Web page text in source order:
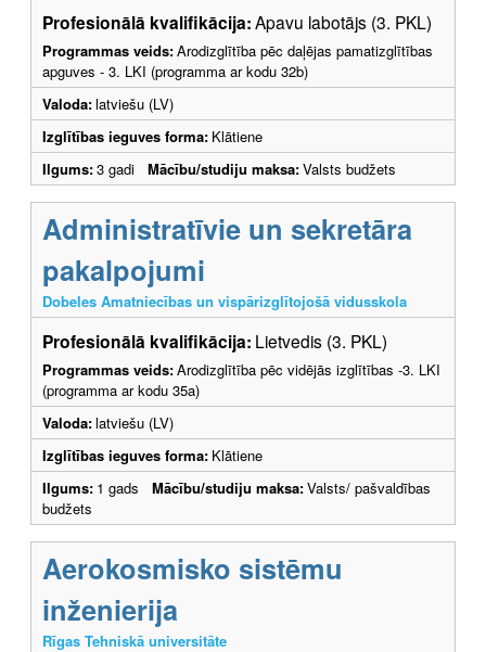
Profesionālā kvalifikācija:Apavu labotājs (3. PKL)
Programmas veids:Arodizglītība pēc daļējas pamatizglītības
apguves - 3. LKI (programma ar kodu 32b)
Valoda:latviešu (LV)
Izglītības ieguves forma: Klātiene
Ilgums:3 gadi Mācību/studiju maksa:Valsts budžets
Administratīvie un sekretāra
pakalpojumi
Dobeles Amatniecības un vispārizglītojošā vidusskola
Profesionālā kvalifikācija: Lietvedis (3. PKL)
Programmas veids:Arodizglītība pēc vidējās izglītības -3. LKI
(programma ar kodu 35a)
Valoda:latviešu (LV)
Izglītības ieguves forma: Klātiene
Ilgums: 1 gads Mācību/studiju maksa:Valsts/ pašvaldības
budžets
Aerokosmisko sistēmu
inženierija
Rīgas Tehniskā universitāte